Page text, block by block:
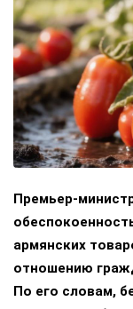
Премьер-
армянских
отношению
По его словам,